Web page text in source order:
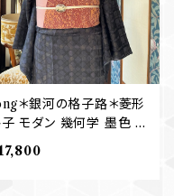
＊銀河の格子路＊菱形
モダン 幾何学 墨色 濃
小紋着物 B569